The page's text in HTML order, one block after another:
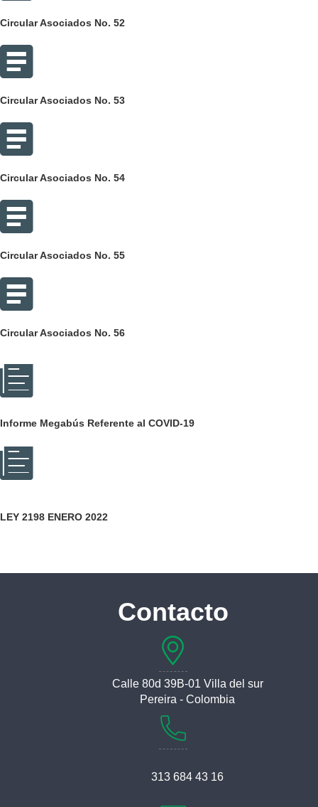
Circular Asociados No. 52
Circular Asociados No. 53
Circular Asociados No. 54
Circular Asociados No. 55
Circular Asociados No. 56
Informe Megabús Referente al COVID-19
LEY 2198 ENERO 2022
Contacto
Calle 80d 39B-01 Villa del sur
Pereira - Colombia
313 684 43 16